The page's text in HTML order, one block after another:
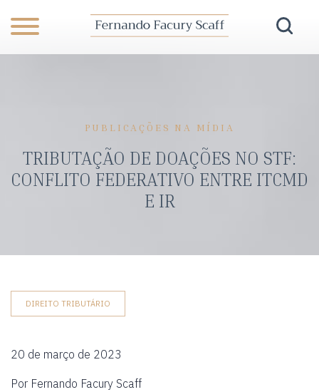
PUBLICAÇÕES NA MÍDIA
TRIBUTAÇÃO DE DOAÇÕES NO STF:
CONFLITO FEDERATIVO ENTRE ITCMD
E IR
DIREITO TRIBUTÁRIO
20 de março de 2023
Por Fernando Facury Scaff